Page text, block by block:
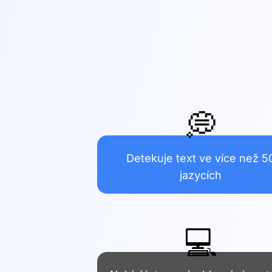
💭
Detekuje text ve více než
jazycích
💻